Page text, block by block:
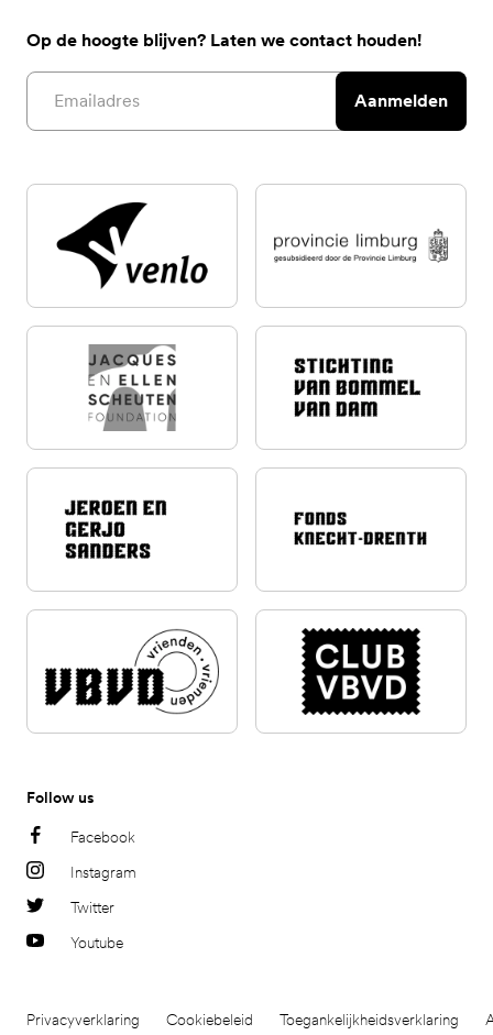
Op de hoogte blijven? Laten we contact houden!
Email address
Aanmelden
Follow us
Facebook
Instagram
Twitter
Youtube
Privacyverklaring Cookiebeleid Toegankelijkheidsverklaring